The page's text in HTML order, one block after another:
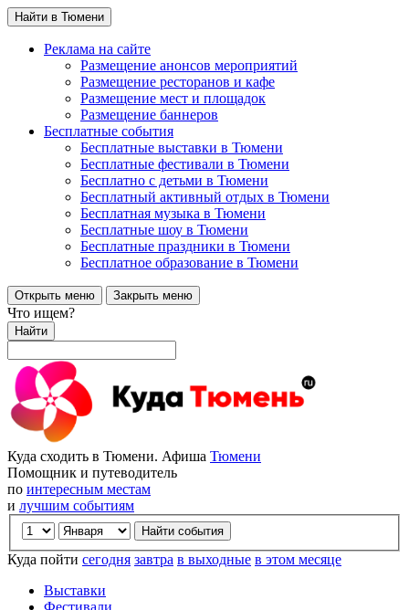
Найти в Тюмени
Реклама на сайте
Размещение анонсов мероприятий
Размещение ресторанов и кафе
Размещение мест и площадок
Размещение баннеров
Бесплатные события
Бесплатные выставки в Тюмени
Бесплатные фестивали в Тюмени
Бесплатно с детьми в Тюмени
Бесплатный активный отдых в Тюмени
Бесплатная музыка в Тюмени
Бесплатные шоу в Тюмени
Бесплатные праздники в Тюмени
Бесплатное образование в Тюмени
Открыть меню Закрыть меню
Что ищем?
Найти
Куда сходить в Тюмени. Афиша Тюмени
Помощник и путеводитель
по интересным местам
и лучшим событиям
Куда пойти сегодня завтра в выходные в этом месяце
Выставки
Фестивали